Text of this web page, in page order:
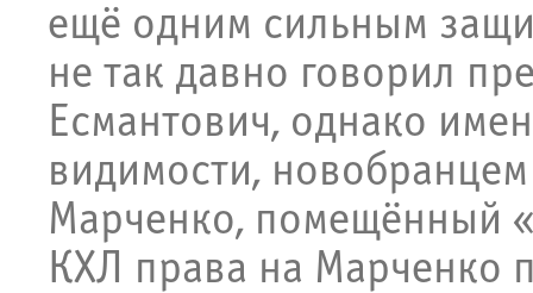
ещё одним сильным
не так давно говорил
Есмантович, однако
видимости,
Марченко, помещённый
КХЛ права на Марченко